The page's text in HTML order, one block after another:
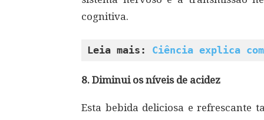
cognitiva.
Leia mais: Ciência explica
8. Diminui os níveis de acidez
Esta bebida deliciosa e refrescante